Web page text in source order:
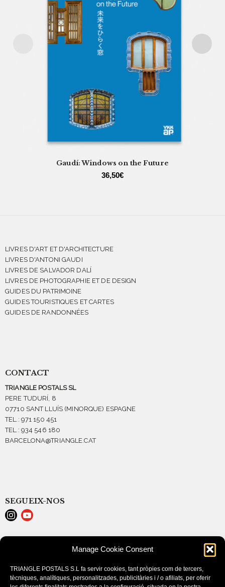
Manage Cookie Consent
TRIANGLE POSTALS S.L fa servir cookies, tant pròpies com de tercers,
tècniques, analítiques, personalitzades, publicitàries i / o afiliats, per oferir
Gaudí: Windows on the Future
36,50€
LIVRES D'ART ET D'ARCHITECTURE
LIVRES D'ANTONI GAUDI
LIVRES DE SALVADOR DALÍ
LIVRES DE PHOTOGRAPHIE ET DE DESIGN
GUIDES DU PATRIMOINE
GUIDES TOURISTIQUES ET CARTES
GUIDES DE RANDONNÉES
CONTACT
TRIANGLE POSTALS SL
PERE TUDURÍ, 8
07710 SANT LLUÍS (MINORQUE) ESPAGNE
TEL.: 971 150 451
TEL.: 934 546 180
BARCELONA@TRIANGLE.CAT
SEGUEIX-NOS
POLÍTICA DE COOKIES (EU)
CONDITIONS D’ACHAT